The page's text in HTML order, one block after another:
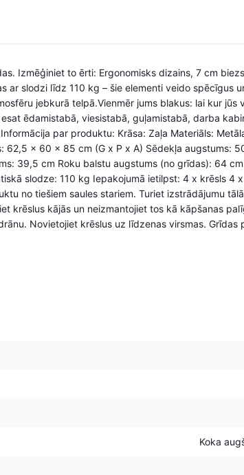
Izmēģiniet to ērti: Ergonomisks dizains, 7 cm
ar slodzi līdz 110 kg – šie elementi veido spēcīgus
jebkurā telpā.Vienmēr jums blakus: lai kur jūs
ēdamistabā, viesistabā, guļamistabā, darba
par produktu: Krāsa: Zaļa Materiāls:
62,5 x 60 x 85 cm (G x P x A) Sēdekļa augstums:
39,5 cm Roku balstu augstums (no grīdas): 64
slodze: 110 kg Iepakojumā ietilpst: 4 x krēsls 4
no tiešiem saules stariem. Turiet izstrādājumu
krēslus kājās un neizmantojiet tos kā kāpšanas
Novietojiet krēslus uz līdzenas virsmas. Grīdas
Koka